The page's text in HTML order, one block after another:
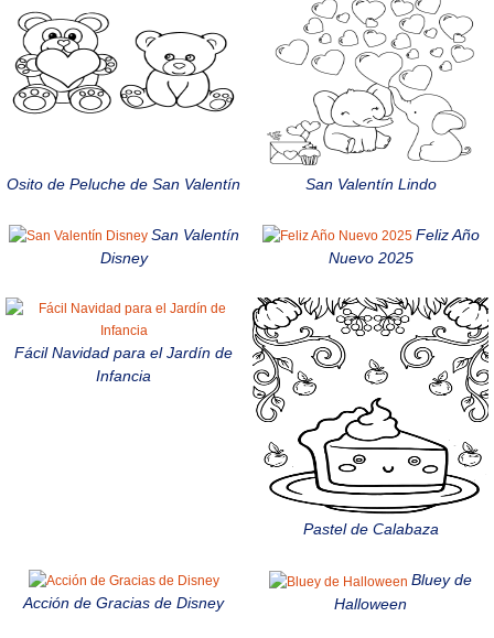
Osito de Peluche de San Valentín San Valentín Lindo
San Valentín
Disney
Feliz Año
Nuevo 2025
Fácil Navidad para el Jardín de
Infancia
Pastel de Calabaza
Acción de Gracias de Disney
Bluey de
Halloween